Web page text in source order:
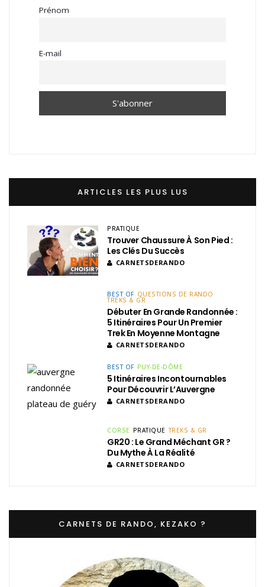
Prénom
E-mail
ARTICLES LES PLUS LUS
PRATIQUE
Trouver Chaussure À Son Pied :
Les Clés Du Succès
CARNETSDERANDO
BEST OF QUESTIONS DE RANDO
TREKS & GR
Débuter En Grande Randonnée :
5 Itinéraires Pour Un Premier
Trek En Moyenne Montagne
CARNETSDERANDO
BEST OF PUY-DE-DÔME
5 Itinéraires Incontournables
Pour Découvrir L’Auvergne
CARNETSDERANDO
CORSE PRATIQUE TREKS & GR
GR20 : Le Grand Méchant GR ?
Du Mythe À La Réalité
CARNETSDERANDO
CARNETS DE RANDO, KEZAKO ?